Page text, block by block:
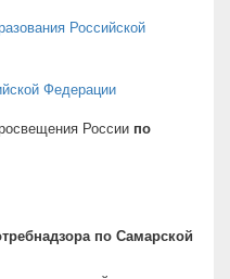
Российской
Федерации
России по
по Самарской